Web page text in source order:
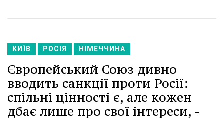
КИЇВ РОСІЯ НІМЕЧЧИНА
Європейський Союз дивно
вводить санкції проти Росії:
спільні цінності є, але кожен
дбає лише про свої інтереси, -